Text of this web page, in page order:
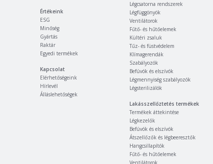
Értékeink
ESG
Minőség
Gyártás
Raktár
Egyedi termékek
Kapcsolat
Elérhetőségeink
Hírlevél
Álláslehetőségek
Légcsatorna rendszerek
Légfüggönyök
Ventilátorok
Fűtő- és hűtőelemek
Kültéri zsaluk
Tűz- és füstvédelem
Klímagerendák
Szabályozók
Befúvók és elszívók
Légmennyiség szabályozók
Légsterilizálók
Lakásszellőztetés termékek
Termékek áttekintése
Légkezelők
Befúvók és elszívók
Átszellőzők és légbeeresztők
Hangcsillapítók
Fűtő- és hűtőelemek
Ventilátorok